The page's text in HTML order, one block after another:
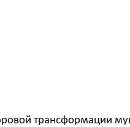
трансформации